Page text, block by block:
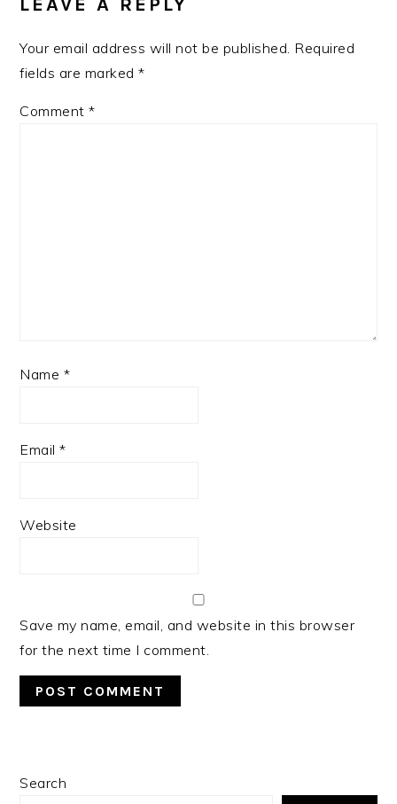
Your email address will not be published. Required
fields are marked*
Comment*
Name *
Email*
Website
Save my name, email, and website in this browser
for the next time I comment.
PRIMARY
Search